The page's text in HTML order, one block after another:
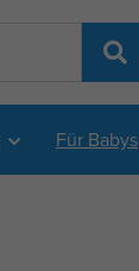
Für Babys